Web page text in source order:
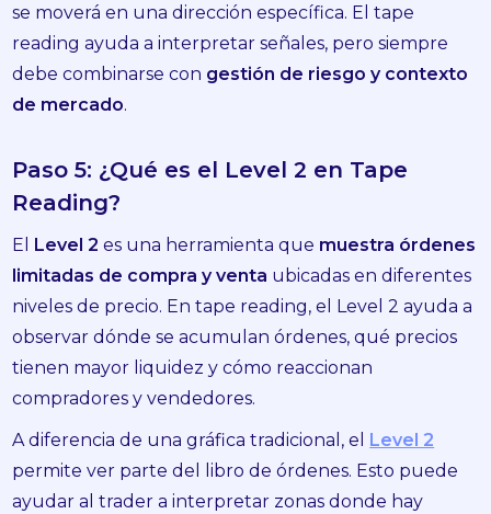
se moverá en una dirección específica. El tape
reading ayuda a interpretar señales, pero siempre
debe combinarse con gestión de riesgo y contexto
de mercado.
Paso 5: ¿Qué es el Level 2 en Tape
Reading?
El Level 2 es una herramienta que muestra órdenes
limitadas de compra y venta ubicadas en diferentes
niveles de precio. En tape reading, el Level 2 ayuda a
observar dónde se acumulan órdenes, qué precios
tienen mayor liquidez y cómo reaccionan
compradores y vendedores.
A diferencia de una gráfica tradicional, el Level 2
permite ver parte del libro de órdenes. Esto puede
ayudar al trader a interpretar zonas donde hay